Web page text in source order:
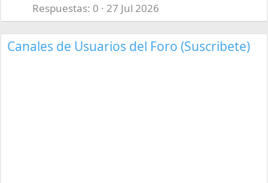
Respuestas 0 27 Jul 2026
Canales de Usuarios del Foro (Suscribete)